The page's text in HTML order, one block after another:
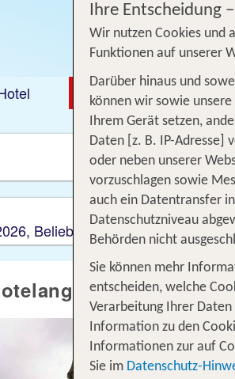
DEALS Flug
Ausflüge
Flug
Beliebig
Wer reist
2
für 1
Ihre Entscheidung
Wir nutzen Cookies und
Funktionen auf unserer
Darüber hinaus und
können wir sowie
Ihrem Gerät setzen,
Daten [z. B. IP-Adresse]
oder neben unserer
vorzuschlagen sowie
auch ein Datentransfer
Datenschutzniveau
Behörden nicht
Sie können mehr
entscheiden, welche
Verarbeitung Ihrer
Information zu den
Informationen zur auf
Sie im Datenschutz-